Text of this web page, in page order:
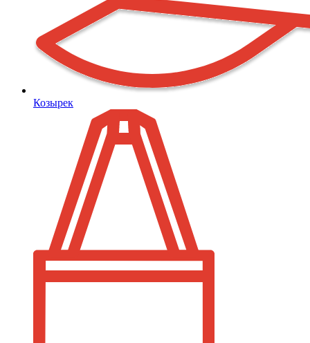
Козырек